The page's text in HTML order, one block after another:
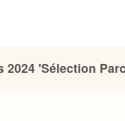
2024 'Sélection